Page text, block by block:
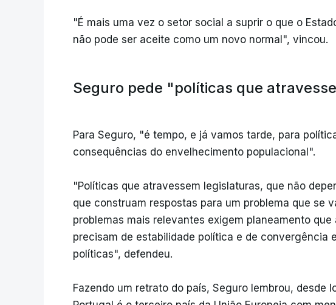
"É mais uma vez o setor social a suprir o que o
não pode ser aceite como um novo normal", vincou.
Seguro pede "políticas que
Para Seguro, "é tempo, e já vamos tarde, para
consequências do envelhecimento populacional".
"Políticas que atravessem legislaturas, que não
que construam respostas para um problema que se
problemas mais relevantes exigem planeamento
precisam de estabilidade política e de convergência
políticas", defendeu.
Fazendo um retrato do país, Seguro lembrou, desde